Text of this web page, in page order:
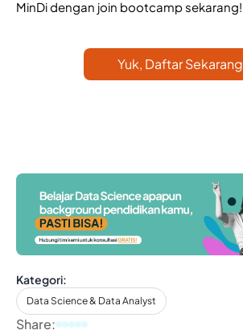
MinDi dengan join bootcamp sekarang!
Yuk, Daftar Sekarang
Kategori:
Data Science & Data Analyst
Share: